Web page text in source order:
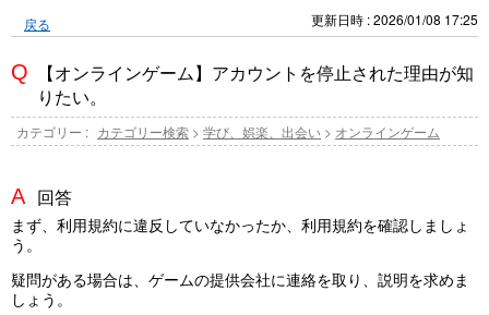
戻る 更新日時 : 2026/01/08 17:25
【オンラインゲーム】アカウントを停止された理由が知
りたい。
カテゴリー : カテゴリー検索 > 学び、娯楽、出会い > オンラインゲーム
回答
まず、利用規約に違反していなかったか、利用規約を確認しましょ
う。
疑問がある場合は、ゲームの提供会社に連絡を取り、説明を求めま
しょう。